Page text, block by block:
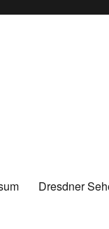
Dresdner